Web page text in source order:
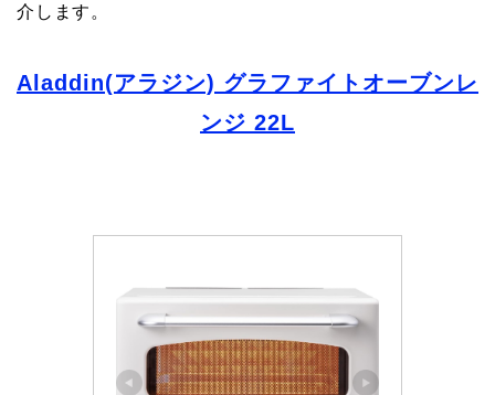
介します。
Aladdin(アラジン) グラファイトオーブンレ
ンジ 22L